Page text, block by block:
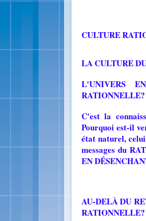
CULTURE
LA CULTURE
L'UNIVERS
RATIONNELLE?
C'est la
Pourquoi est-il
état naturel,
messages du
EN
AU-DELÀ DU
RATIONNELLE?